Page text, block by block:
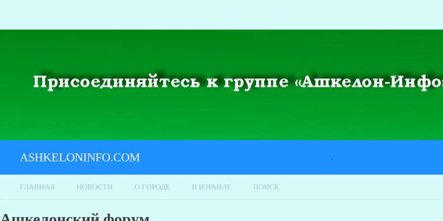
ASHKELONINFO.COM .
ГЛАВНАЯ НОВОСТИ О ГОРОДЕ В ИЗРАИЛЕ ПОИСК